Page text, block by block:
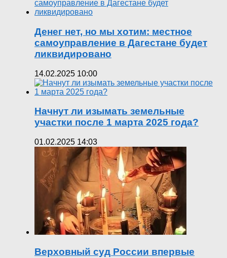
Денег нет, но мы хотим: местное
самоуправление в Дагестане будет
ликвидировано
14.02.2025 10:00
Начнут ли изымать земельные
участки после 1 марта 2025 года?
01.02.2025 14:03
Верховный суд России впервые